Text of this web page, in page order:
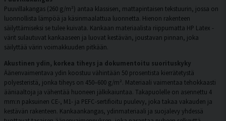
Puuvillakangas (260 g/m²) antaa klassisen, mattapintaisen tekstuurin, jossa on
luonnollista lämpöä ja käsinmaalattua luonnetta. Hienon rakenteen
säilyttämiseksi se tulee kuivata. Kankaan materiaalista riippumatta HP Latex -
värit sulautuvat kankaaseen ja luovat kestävän, joustavan pinnan, joka
säilyttää värin voimakkuuden pitkään.
Akustinen ydin, korkea tiheys ja dokumentoitu suorituskyky
Äänenvaimentava ydin koostuu vähintään 50 prosentista kierrätetystä
polyesteristä, jonka tiheys on 450–600 g/m². Materiaali vaimentaa tehokkaasti
ääniaaltoja ja vähentää huoneen jälkikaiuntaa. Takapuolelle on asennettu 4
mm:n paksuinen CE-, M1- ja PEFC-sertifioitu puulevy, joka takaa vakauden ja
kestävän rakenteen. Kankaankangas, ydinmateriaali ja suojalevy yhdessä